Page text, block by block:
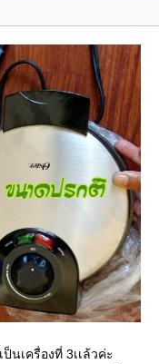
นเครื่องที่ 3เเล้วค่ะ